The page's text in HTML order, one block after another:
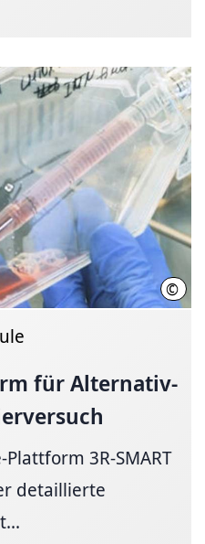
©
fürAlternativ­
3R-SMART
detaillierte